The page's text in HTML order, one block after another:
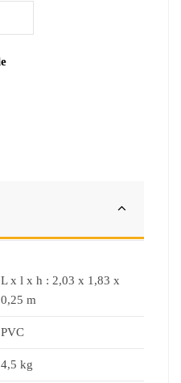
L x l x h : 2,03 x 1,83 x
0,25 m
PVC
4,5 kg